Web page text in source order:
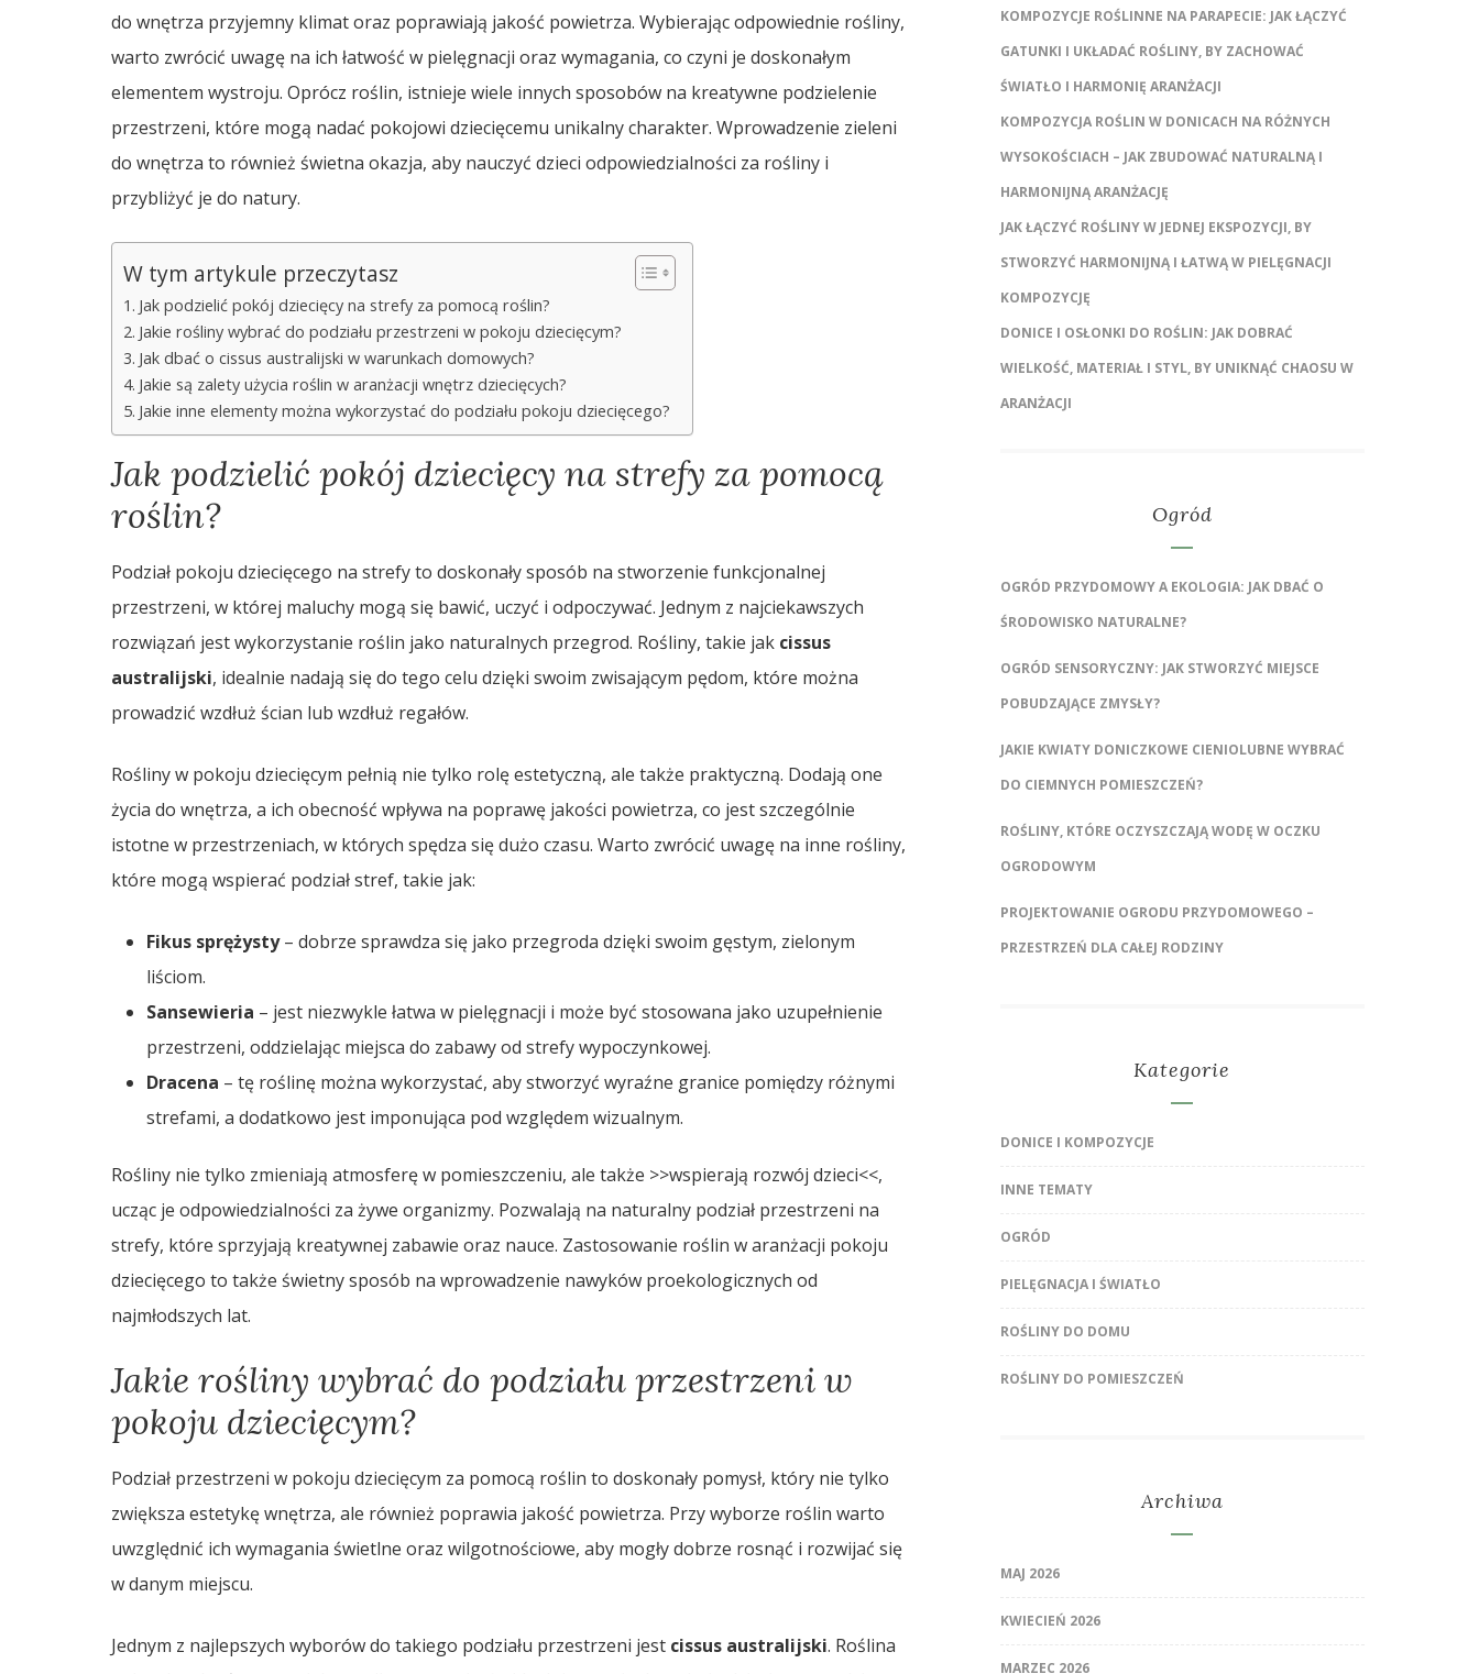
do wnętrza przyjemny klimat oraz poprawiają jakość powietrza. Wybierając odpowiednie rośliny,
warto zwrócić uwagę na ich łatwość w pielęgnacji oraz wymagania, co czyni je doskonałym
elementem wystroju. Oprócz roślin, istnieje wiele innych sposobów na kreatywne podzielenie
przestrzeni, które mogą nadać pokojowi dziecięcemu unikalny charakter. Wprowadzenie zieleni
do wnętrza to również świetna okazja, aby nauczyć dzieci odpowiedzialności za rośliny i
przybliżyć je do natury.
W tym artykule przeczytasz
Jak podzielić pokój dziecięcy na strefy za pomocą roślin?
Jakie rośliny wybrać do podziału przestrzeni w pokoju dziecięcym?
Jak dbać o cissus australijski w warunkach domowych?
Jakie są zalety użycia roślin w aranżacji wnętrz dziecięcych?
Jakie inne elementy można wykorzystać do podziału pokoju dziecięcego?
Jak podzielić pokój dziecięcy na strefy za pomocą
roślin?
Podział pokoju dziecięcego na strefy to doskonały sposób na stworzenie funkcjonalnej
przestrzeni, w której maluchy mogą się bawić, uczyć i odpoczywać. Jednym z najciekawszych
rozwiązań jest wykorzystanie roślin jako naturalnych przegrod. Rośliny, takie jak cissus
australijski, idealnie nadają się do tego celu dzięki swoim zwisającym pędom, które można
prowadzić wzdłuż ścian lub wzdłuż regałów.
Rośliny w pokoju dziecięcym pełnią nie tylko rolę estetyczną, ale także praktyczną. Dodają one
życia do wnętrza, a ich obecność wpływa na poprawę jakości powietrza, co jest szczególnie
istotne w przestrzeniach, w których spędza się dużo czasu. Warto zwrócić uwagę na inne rośliny,
które mogą wspierać podział stref, takie jak:
Fikus sprężysty– dobrze sprawdza się jako przegroda dzięki swoim gęstym, zielonym
liściom.
Sansewieria – jest niezwykle łatwa w pielęgnacji i może być stosowana jako uzupełnienie
przestrzeni, oddzielając miejsca do zabawy od strefy wypoczynkowej.
Dracena – tę roślinę można wykorzystać, aby stworzyć wyraźne granice pomiędzy różnymi
strefami, a dodatkowo jest imponująca pod względem wizualnym.
Rośliny nie tylko zmieniają atmosferę w pomieszczeniu, ale także >>wspierają rozwój dzieci<<,
ucząc je odpowiedzialności za żywe organizmy. Pozwalają na naturalny podział przestrzeni na
strefy, które sprzyjają kreatywnej zabawie oraz nauce. Zastosowanie roślin w aranżacji pokoju
dziecięcego to także świetny sposób na wprowadzenie nawyków proekologicznych od
najmłodszych lat.
Jakie rośliny wybrać do podziału przestrzeni w
pokoju dziecięcym?
Podział przestrzeni w pokoju dziecięcym za pomocą roślin to doskonały pomysł, który nie tylko
zwiększa estetykę wnętrza, ale również poprawia jakość powietrza. Przy wyborze roślin warto
uwzględnić ich wymagania świetlne oraz wilgotnościowe, aby mogły dobrze rosnąć i rozwijać się
w danym miejscu.
Jednym z najlepszych wyborów do takiego podziału przestrzeni jest cissus australijski. Roślina
KOMPOZYCJE ROŚLINNE NA PARAPECIE: JAK ŁĄCZYĆ
GATUNKI I UKŁADAĆ ROŚLINY, BY ZACHOWAĆ
ŚWIATŁO I HARMONIĘ ARANŻACJI
KOMPOZYCJA ROŚLIN W DONICACH NA RÓŻNYCH
WYSOKOŚCIACH – JAK ZBUDOWAĆ NATURALNĄ I
HARMONIJNĄ ARANŻACJĘ
JAK ŁĄCZYĆ ROŚLINY W JEDNEJ EKSPOZYCJI, BY
STWORZYĆ HARMONIJNĄ I ŁATWĄ W PIELĘGNACJI
KOMPOZYCJĘ
DONICE I OSŁONKI DO ROŚLIN: JAK DOBRAĆ
WIELKOŚĆ, MATERIAŁ I STYL, BY UNIKNĄĆ CHAOSU W
ARANŻACJI
Ogród
OGRÓD PRZYDOMOWY A EKOLOGIA: JAK DBAĆ O
ŚRODOWISKO NATURALNE?
OGRÓD SENSORYCZNY: JAK STWORZYĆ MIEJSCE
POBUDZAJĄCE ZMYSŁY?
JAKIE KWIATY DONICZKOWE CIENIOLUBNE WYBRAĆ
DO CIEMNYCH POMIESZCZEŃ?
ROŚLINY, KTÓRE OCZYSZCZAJĄ WODĘ W OCZKU
OGRODOWYM
PROJEKTOWANIE OGRODU PRZYDOMOWEGO –
PRZESTRZEŃ DLA CAŁEJ RODZINY
Kategorie
DONICE I KOMPOZYCJE
INNE TEMATY
OGRÓD
PIELĘGNACJA I ŚWIATŁO
ROŚLINY DO DOMU
ROŚLINY DO POMIESZCZEŃ
Archiwa
MAJ 2026
KWIECIEŃ 2026
MARZEC 2026